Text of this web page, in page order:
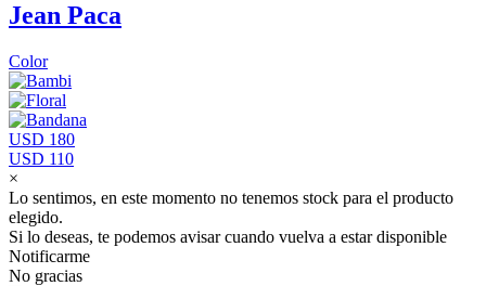
Jean Paca
Color
USD 180
USD 110
×
Lo sentimos, en este momento no tenemos stock para el producto
elegido.
Si lo deseas, te podemos avisar cuando vuelva a estar disponible
Notificarme
No gracias